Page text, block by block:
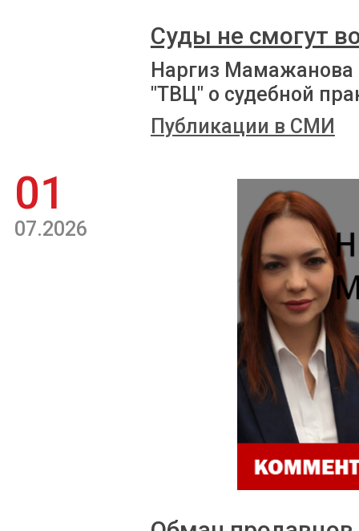
Суды не смогут
Наргиз Мамажанова
"ТВЦ" о судебной
Публикации в СМИ
01
07.2026